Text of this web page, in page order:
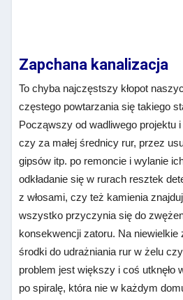
Zapchana kanalizacja
To chyba najczęstszy kłopot
częstego powtarzania się takiego
Począwszy od wadliwego projektu
czy za małej średnicy rur, przez
gipsów itp. po remoncie i wylanie
odkładanie się w rurach resztek
z włosami, czy też kamienia
wszystko przyczynia się do
konsekwencji zatoru. Na
środki do udrażniania rur w żelu
problem jest większy i coś utknęło
po spiralę, która nie w każdym